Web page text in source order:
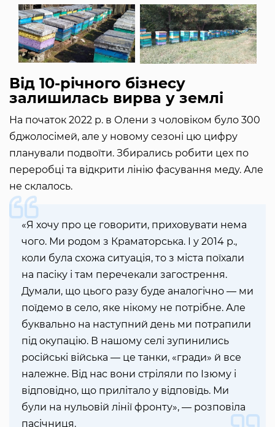
Від 10-річного бізнесу
залишилась вирва у землі
На початок 2022 р. в Олени з чоловіком було 300
бджолосімей, але у новому сезоні цю цифру
планували подвоїти. Збирались робити цех по
переробці та відкрити лінію фасування меду. Але
не склалось.
«Я хочу про це говорити, приховувати нема
чого. Ми родом з Краматорська. І у 2014 р.,
коли була схожа ситуація, то з міста поїхали
на пасіку і там перечекали загострення.
Думали, що цього разу буде аналогічно — ми
поїдемо в село, яке нікому не потрібне. Але
буквально на наступний день ми потрапили
під окупацію. В нашому селі зупинились
російські війська — це танки, «гради» й все
належне. Від нас вони стріляли по Ізюму і
відповідно, що прилітало у відповідь. Ми
були на нульовій лінії фронту», — розповіла
пасічниця.